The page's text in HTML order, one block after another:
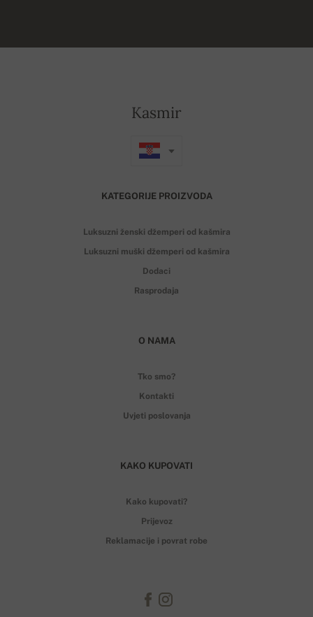
Kasmir
KATEGORIJE PROIZVODA
Luksuzni ženski džemperi od kašmira
Luksuzni muški džemperi od kašmira
Dodaci
Rasprodaja
O NAMA
Tko smo?
Kontakti
Uvjeti poslovanja
KAKO KUPOVATI
Kako kupovati?
Prijevoz
Reklamacije i povrat robe